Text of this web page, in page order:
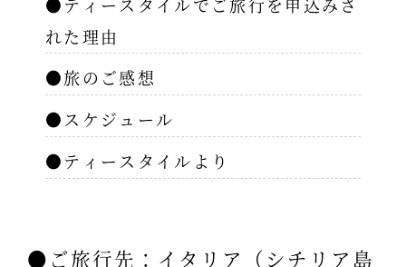
●ティースタイルでご旅行を申込みさ
れた理由
●旅のご感想
●スケジュール
●ティースタイルより
●ご旅行先：イタリア（シチリア島